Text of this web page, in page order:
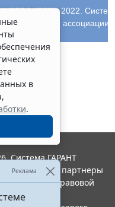
2022. Система
Российской
в
.
Реклама
Система ГАРАНТ
"Гарант" и ее партнеры
ассоциации правовой